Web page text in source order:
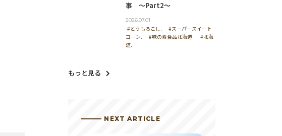
事 ～Part2～
2026.07.01
#とうもろこし.
#スーパースイート
コーン.
#味の素食品北海道.
#北海
道.
もっと見る
NEXT ARTICLE